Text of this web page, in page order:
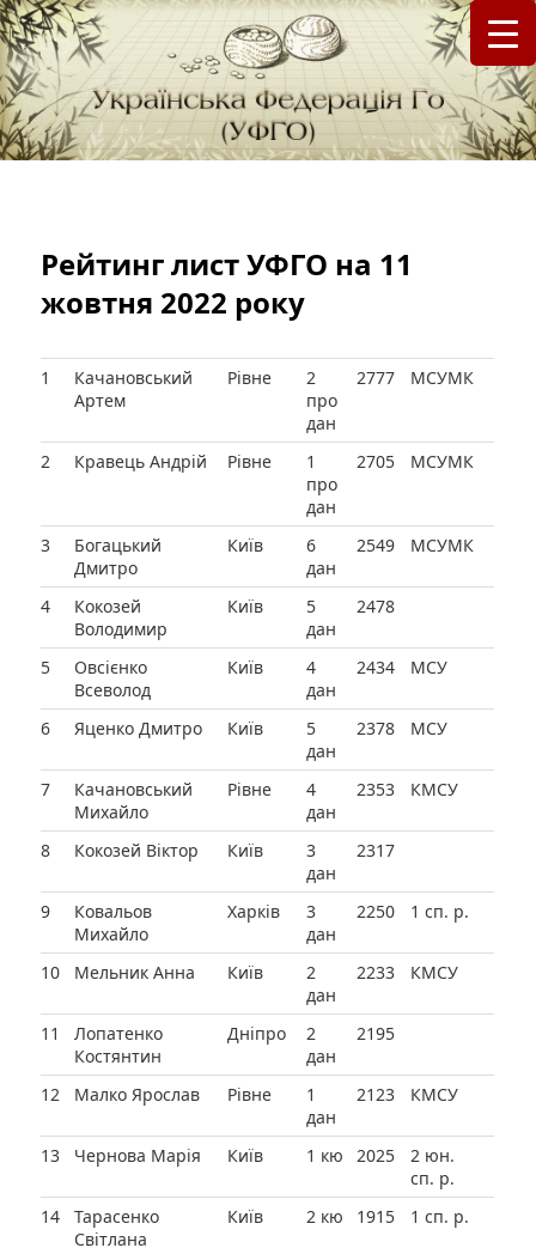
Українська Федерація Го (УФГО)
федерація Го (Бадук, Вейці) в Україні
Рейтинг лист УФГО на 11
жовтня 2022 року
1
Качановський
Артем
Рівне
2
про
дан
2777 МСУМК
2 Кравець Андрій Рівне
1
про
дан
2705 МСУМК
3
Богацький
Дмитро
Київ
6
дан
2549 МСУМК
4
Кокозей
Володимир
Київ
5
дан
2478
5
Овсієнко
Всеволод
Київ
4
дан
2434 МСУ
6 Яценко Дмитро Київ
5
дан
2378 МСУ
7
Качановський
Михайло
Рівне
4
дан
2353 КМСУ
8 Кокозей Віктор Київ
3
дан
2317
9
Ковальов
Михайло
Харків
3
дан
2250 1 сп. р.
10 Мельник Анна Київ
2
дан
2233 КМСУ
11
Лопатенко
Костянтин
Дніпро
2
дан
2195
12 Малко Ярослав Рівне
1
дан
2123 КМСУ
13 Чернова Марія Київ 1 кю 2025
2 юн.
сп. р.
14
Тарасенко
Світлана
Київ 2 кю 1915 1 сп. р.